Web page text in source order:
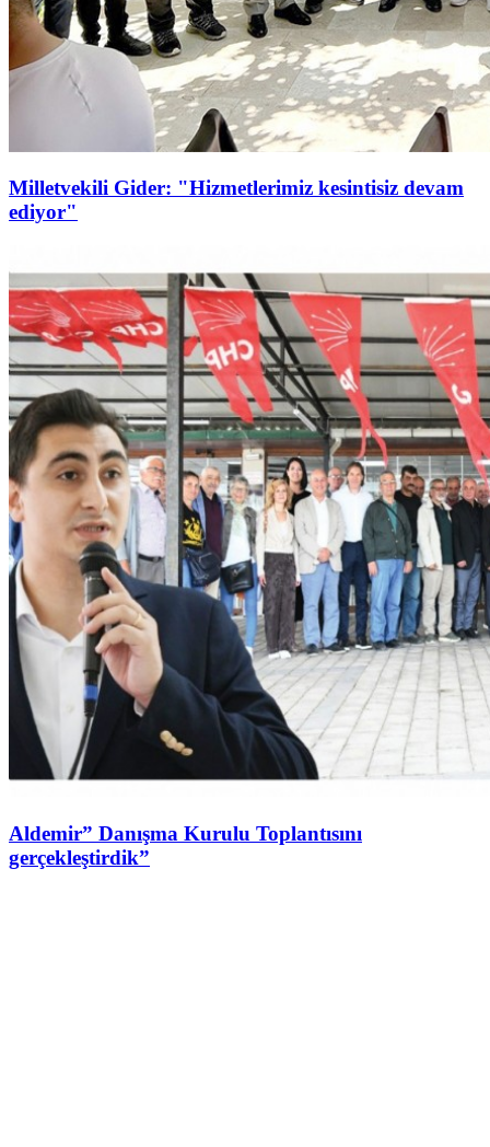
Milletvekili Gider: "Hizmetlerimiz kesintisiz devam
ediyor"
Aldemir” Danışma Kurulu Toplantısını
gerçekleştirdik”